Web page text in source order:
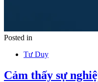
Posted in
Tư Duy
Cảm thấy sự